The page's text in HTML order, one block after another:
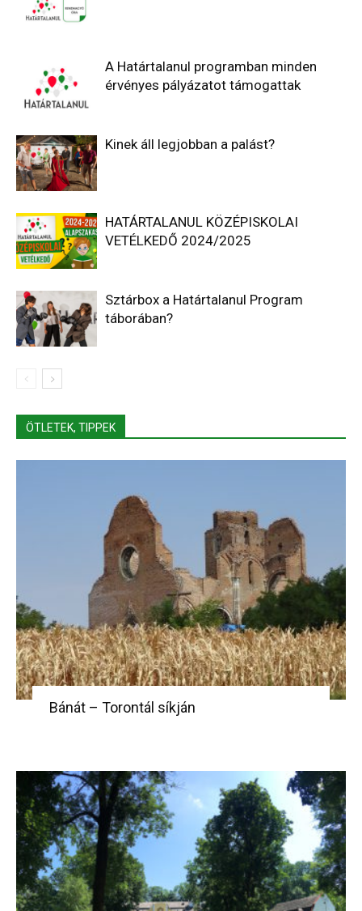
A Határtalanul programban minden
érvényes pályázatot támogattak
Kinek áll legjobban a palást?
HATÁRTALANUL KÖZÉPISKOLAI
VETÉLKEDŐ 2024/2025
Sztárbox a Határtalanul Program
táborában?
ÖTLETEK, TIPPEK
Bánát – Torontál síkján